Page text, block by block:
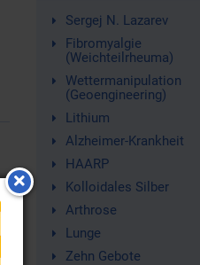
Sergej N. Lazarev
Fibromyalgie
(Weichteilrheuma)
Wettermanipulation
(Geoengineering)
Lithium
Alzheimer-Krankheit
HAARP
Kolloidales Silber
Arthrose
Lunge
Zehn Gebote